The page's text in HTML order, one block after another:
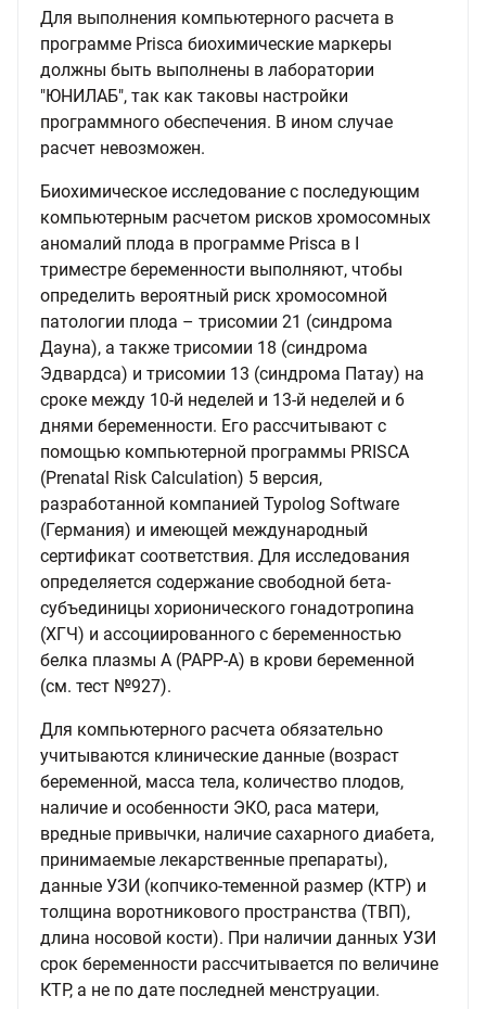
Для выполнения компьютерного расчета в
программе Prisca биохимические маркеры
должны быть выполнены в лаборатории
"ЮНИЛАБ", так как таковы настройки
программного обеспечения. В ином случае
расчет невозможен.
Биохимическое исследование с последующим
компьютерным расчетом рисков хромосомных
аномалий плода в программе Prisca в I
триместре беременности выполняют, чтобы
определить вероятный риск хромосомной
патологии плода – трисомии 21 (синдрома
Дауна), а также трисомии 18 (синдрома
Эдвардса) и трисомии 13 (синдрома Патау) на
сроке между 10-й неделей и 13-й неделей и 6
днями беременности. Его рассчитывают с
помощью компьютерной программы PRISCA
(Prenatal Risk Calculation) 5 версия,
разработанной компанией Typolog Software
(Германия) и имеющей международный
сертификат соответствия. Для исследования
определяется содержание свободной бета-
субъединицы хорионического гонадотропина
(ХГЧ) и ассоциированного с беременностью
белка плазмы А (PAPP-А) в крови беременной
(см. тест №927).
Для компьютерного расчета обязательно
учитываются клинические данные (возраст
беременной, масса тела, количество плодов,
наличие и особенности ЭКО, раса матери,
вредные привычки, наличие сахарного диабета,
принимаемые лекарственные препараты),
данные УЗИ (копчико-теменной размер (КТР) и
толщина воротникового пространства (ТВП),
длина носовой кости). При наличии данных УЗИ
срок беременности рассчитывается по величине
КТР, а не по дате последней менструации.